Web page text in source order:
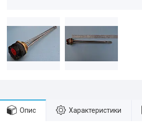
Опис Характеристики